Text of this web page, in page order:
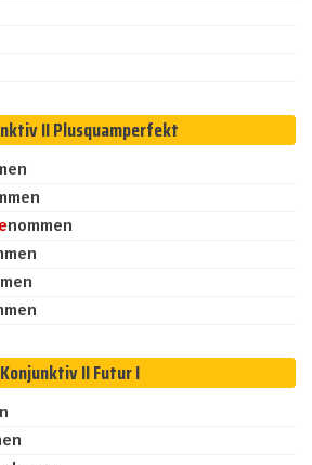
II Plusquamperfekt
nommen
Konjunktiv II Futur I